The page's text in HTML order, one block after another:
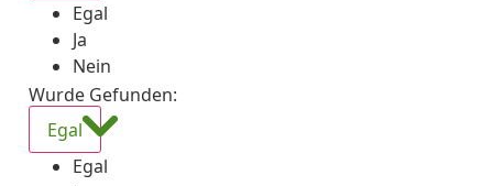
Egal
Ja
Nein
Wurde Gefunden:
Egal
Egal